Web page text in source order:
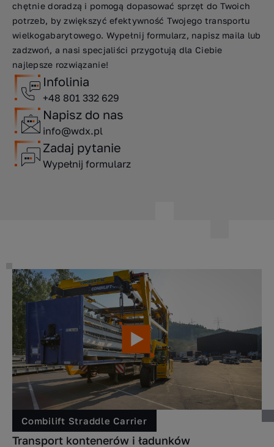
chętnie doradzą i pomogą dopasować sprzęt do Twoich
potrzeb, by zwiększyć efektywność Twojego transportu
wielkogabarytowego. Wypełnij formularz, napisz maila lub
zadzwoń, a nasi specjaliści przygotują dla Ciebie
najlepsze rozwiązanie!
Infolinia
+48 801 332 629
Napisz do nas
info@wdx.pl
Zadaj pytanie
Wypełnij formularz
Combilift Straddle Carrier
Transport kontenerów i ładunków